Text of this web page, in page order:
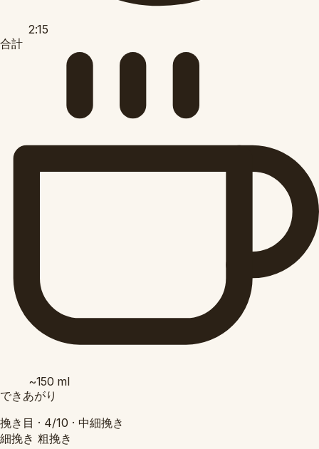
2:15
合計
~150 ml
できあがり
挽き目 · 4/10 · 中細挽き
細挽き 粗挽き